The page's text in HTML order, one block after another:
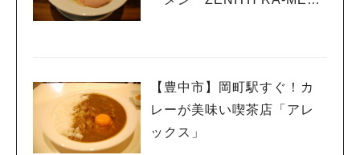
【豊中市】岡町駅すぐ！カ
レーが美味い喫茶店「アレ
ックス」